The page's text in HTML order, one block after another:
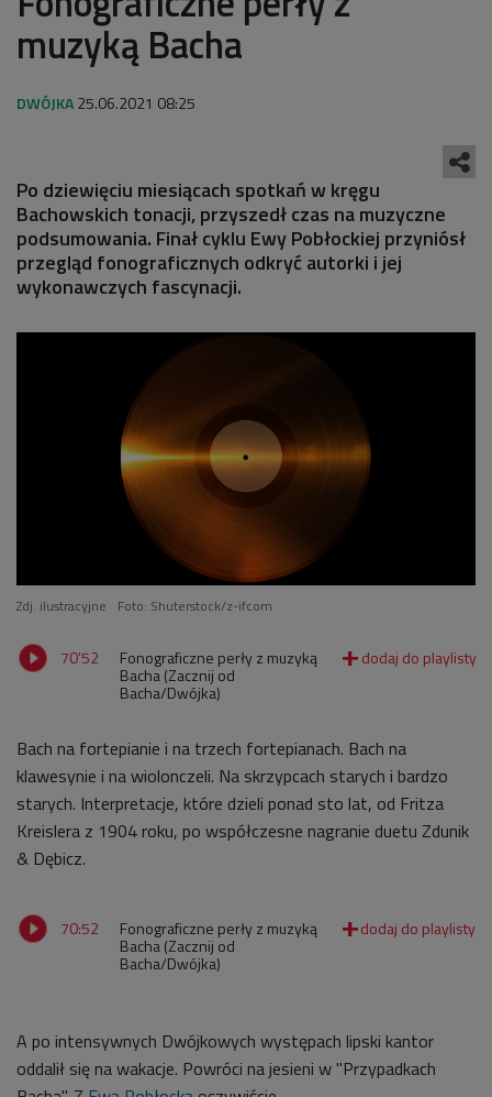
muzyką Bacha
25.06.2021 08:25
Po dziewięciu miesiącach spotkań w kręgu
Bachowskich tonacji, przyszedł czas na muzyczne
podsumowania. Finał cyklu Ewy Pobłockiej przyniósł
przegląd fonograficznych odkryć autorki i jej
wykonawczych fascynacji.
Zdj. ilustracyjne Foto: Shuterstock/z-ifcom
70'52 Fonograficzne perły z muzyką
Bacha (Zacznij od
Bacha/Dwójka)
Bach na fortepianie i na trzech fortepianach. Bach na
klawesynie i na wiolonczeli. Na skrzypcach starych i bardzo
starych. Interpretacje, które dzieli ponad sto lat, od Fritza
Kreislera z 1904 roku, po współczesne nagranie duetu Zdunik
& Dębicz.
70:52 Fonograficzne perły z muzyką
Bacha (Zacznij od
Bacha/Dwójka)
A po intensywnych Dwójkowych występach lipski kantor
oddalił się na wakacje. Powróci na jesieni w "Przypadkach